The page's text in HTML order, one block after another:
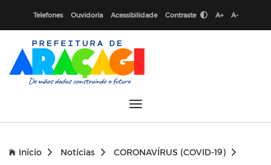
Telefones Ouvidoria Acessibilidade Contraste A+ A-
Início Notícias
CORONAVÍRUS (COVID-19)